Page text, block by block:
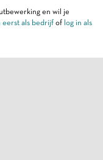
en wil je
eerst als bedrijf of log in als